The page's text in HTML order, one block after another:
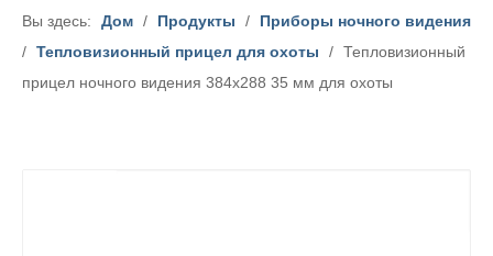
Вы здесь: Дом / Продукты /
Приборы ночного видения
/ Тепловизионный прицел для охоты / Тепловизионный
прицел ночного видения 384x288 35 мм для охоты